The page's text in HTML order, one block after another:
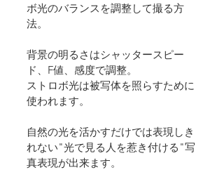
ボ光のバランスを調整して撮る方
法。
背景の明るさはシャッタースピー
ド、F値、感度で調整。
ストロボ光は被写体を照らすために
使われます。
自然の光を活かすだけでは表現しき
れない"光で見る人を惹き付ける"写
真表現が出来ます。